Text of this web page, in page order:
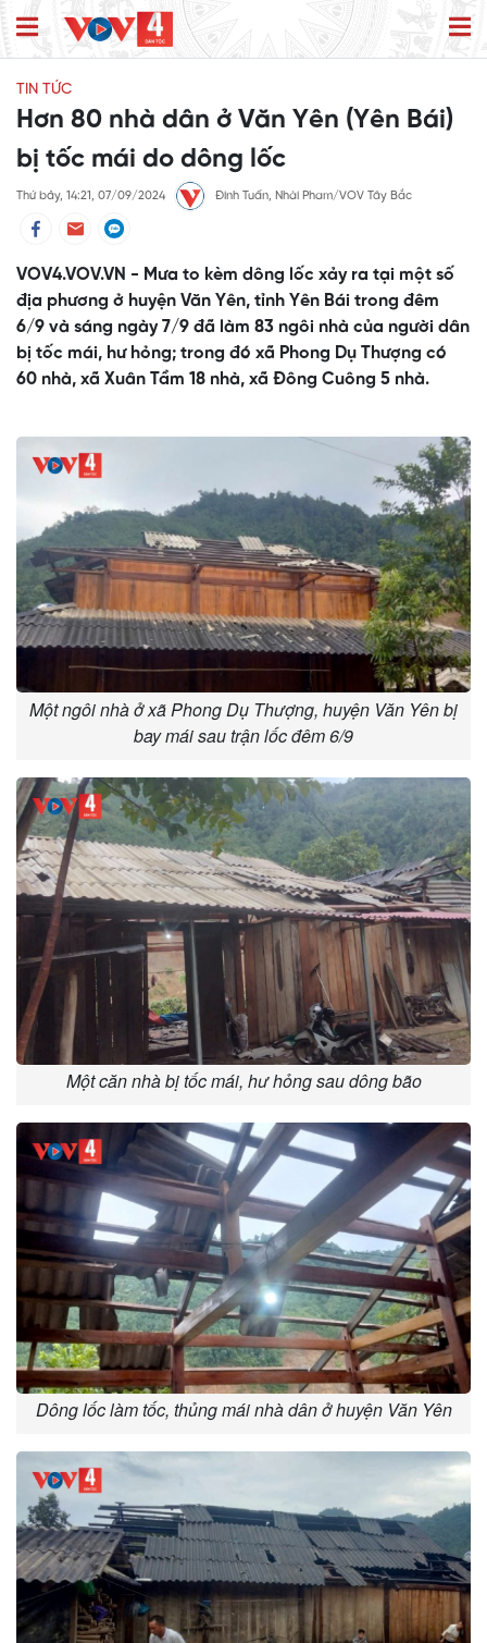
TIN TỨC
Hơn 80 nhà dân ở Văn Yên (Yên Bái)
bị tốc mái do dông lốc
Thứ bảy, 14:21, 07/09/2024 Đinh Tuấn, Nhài Pham/VOV Tây Bắc
VOV4.VOV.VN - Mưa to kèm dông lốc xảy ra tại một số
địa phương ở huyện Văn Yên, tỉnh Yên Bái trong đêm
6/9 và sáng ngày 7/9 đã làm 83 ngôi nhà của người dân
bị tốc mái, hư hỏng; trong đó xã Phong Dụ Thượng có
60 nhà, xã Xuân Tầm 18 nhà, xã Đông Cuông 5 nhà.
Một ngôi nhà ở xã Phong Dụ Thượng, huyện Văn Yên bị
bay mái sau trận lốc đêm 6/9
Một căn nhà bị tốc mái, hư hỏng sau dông bão
Dông lốc làm tốc, thủng mái nhà dân ở huyện Văn Yên